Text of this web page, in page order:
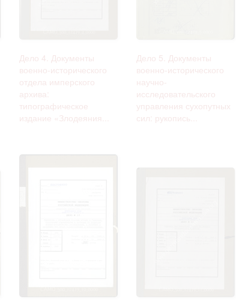
Дело 4. Документы
военно-исторического
отдела имперского
архива:
типографическое
издание «Злодеяния...
Дело 5. Документы
военно-исторического
научно-
исследовательского
управления сухопутных
сил: рукопись...